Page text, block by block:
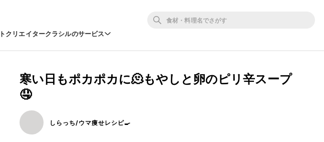
クリエイタークラシルのサービス
寒い日もポカポカに🫠もやしと卵のピリ辛スープ
🤤
しらっち/ウマ痩せレシピ🍳